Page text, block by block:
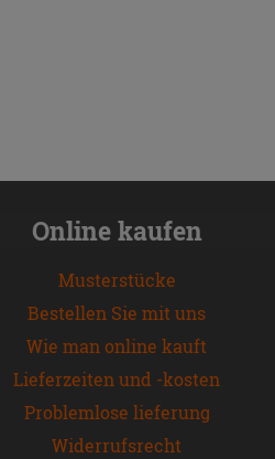
Online kaufen
Musterstücke
Bestellen Sie mit uns
Wie man online kauft
Lieferzeiten und -kosten
Problemlose lieferung
Widerrufsrecht